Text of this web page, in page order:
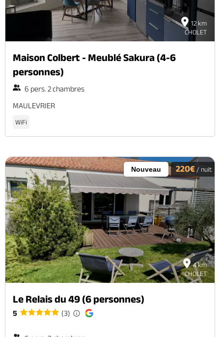
12 km
CHOLET
Maison Colbert - Meublé Sakura (4-6
personnes)
6 pers. 2 chambres
MAULEVRIER
WiFi
4 km
CHOLET
Nouveau 220€ / nuit
Le Relais du 49 (6 personnes)
5 (3)